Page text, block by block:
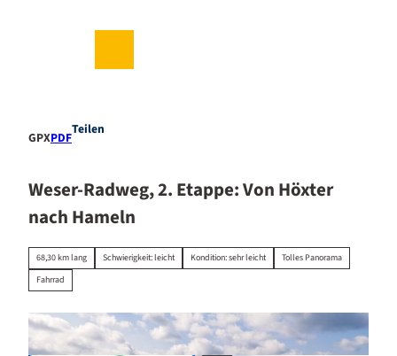
GPXPDF
Teilen
Weser-Radweg, 2. Etappe: Von Höxter
nach Hameln
68,30 km lang Schwierigkeit: leicht Kondition: sehr leicht
Tolles Panorama
Fahrrad